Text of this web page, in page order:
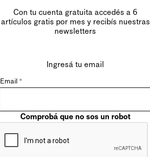
Con tu cuenta gratuita accedés a 6
artículos gratis por mes y recibís nuestras
newsletters
Ingresá tu email
Email *
Comprobá que no sos un robot